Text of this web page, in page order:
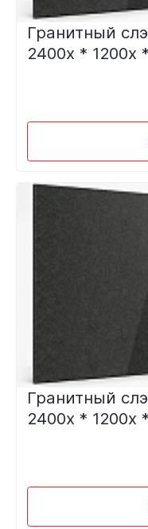
Гранитный
2400х * 1200х
Гранитный
2400х * 1200х